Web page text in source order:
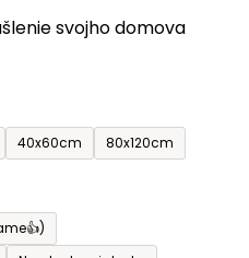
svojho domova
40x60cm 80x120cm